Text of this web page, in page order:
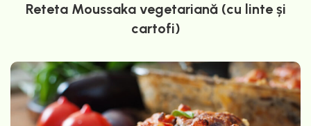
Reteta Moussaka vegetariană (cu linte și
cartofi)